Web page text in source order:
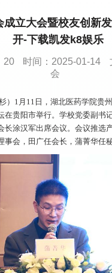
成立大会暨校友创新
开-下载凯发k8娱乐
20 时间：2025-01-14
会
）1月11日，湖北医药学院贵
在贵阳市举行。学校党委副书
长涂汉军出席会议。会议推选
事会，田广任会长，蒲菁华任秘